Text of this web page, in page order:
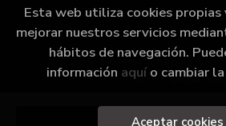
2026 ©Librería Sinopsis .
Reservados |Grupo
Esta web utiliza cookies propias
mejorar nuestros servicios
hábitos de navegación.
información aquí o cambiar la
Aceptar cookies